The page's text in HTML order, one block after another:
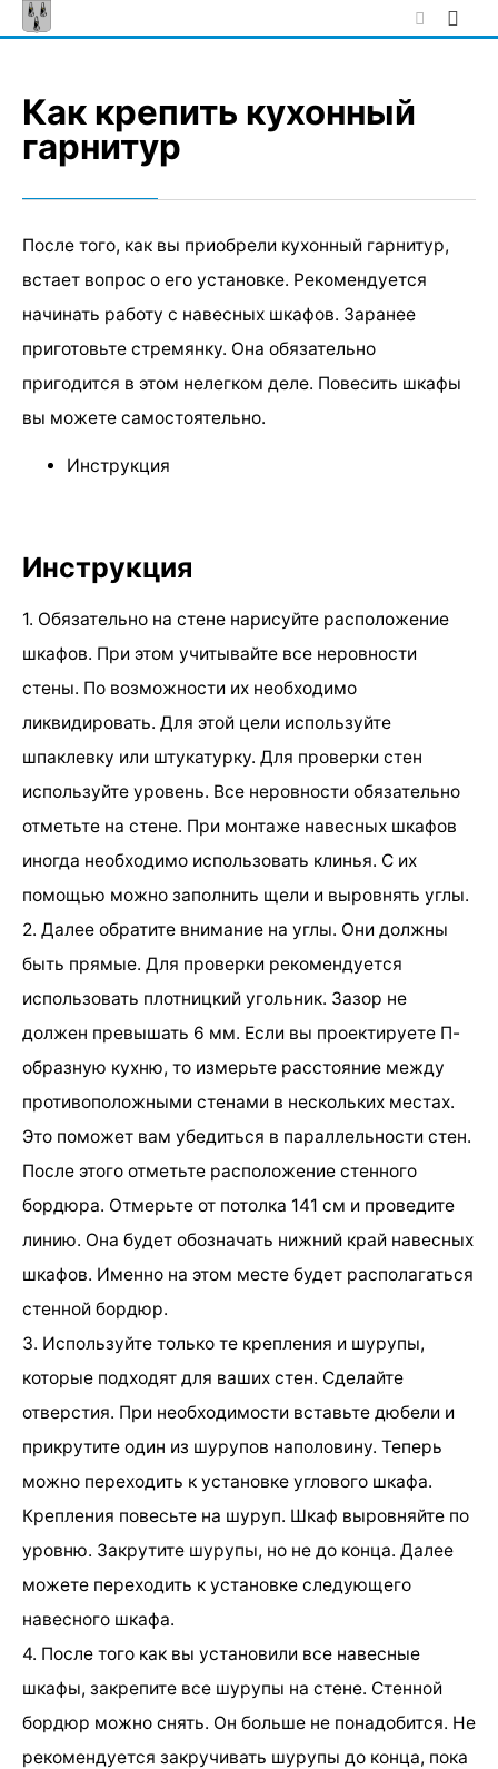
Skip
to
Как крепить кухонный
гарнитур
После того, как вы приобрели кухонный гарнитур,
встает вопрос о его установке. Рекомендуется
начинать работу с навесных шкафов. Заранее
приготовьте стремянку. Она обязательно
пригодится в этом нелегком деле. Повесить шкафы
вы можете самостоятельно.
Инструкция
Инструкция
1. Обязательно на стене нарисуйте расположение
шкафов. При этом учитывайте все неровности
стены. По возможности их необходимо
ликвидировать. Для этой цели используйте
шпаклевку или штукатурку. Для проверки стен
используйте уровень. Все неровности обязательно
отметьте на стене. При монтаже навесных шкафов
иногда необходимо использовать клинья. С их
помощью можно заполнить щели и выровнять углы.
2. Далее обратите внимание на углы. Они должны
быть прямые. Для проверки рекомендуется
использовать плотницкий угольник. Зазор не
должен превышать 6 мм. Если вы проектируете П-
образную кухню, то измерьте расстояние между
противоположными стенами в нескольких местах.
Это поможет вам убедиться в параллельности стен.
После этого отметьте расположение стенного
бордюра. Отмерьте от потолка 141 см и проведите
линию. Она будет обозначать нижний край навесных
шкафов. Именно на этом месте будет располагаться
стенной бордюр.
3. Используйте только те крепления и шурупы,
которые подходят для ваших стен. Сделайте
отверстия. При необходимости вставьте дюбели и
прикрутите один из шурупов наполовину. Теперь
можно переходить к установке углового шкафа.
Крепления повесьте на шуруп. Шкаф выровняйте по
уровню. Закрутите шурупы, но не до конца. Далее
можете переходить к установке следующего
навесного шкафа.
4. После того как вы установили все навесные
шкафы, закрепите все шурупы на стене. Стенной
бордюр можно снять. Он больше не понадобится. Не
рекомендуется закручивать шурупы до конца, пока